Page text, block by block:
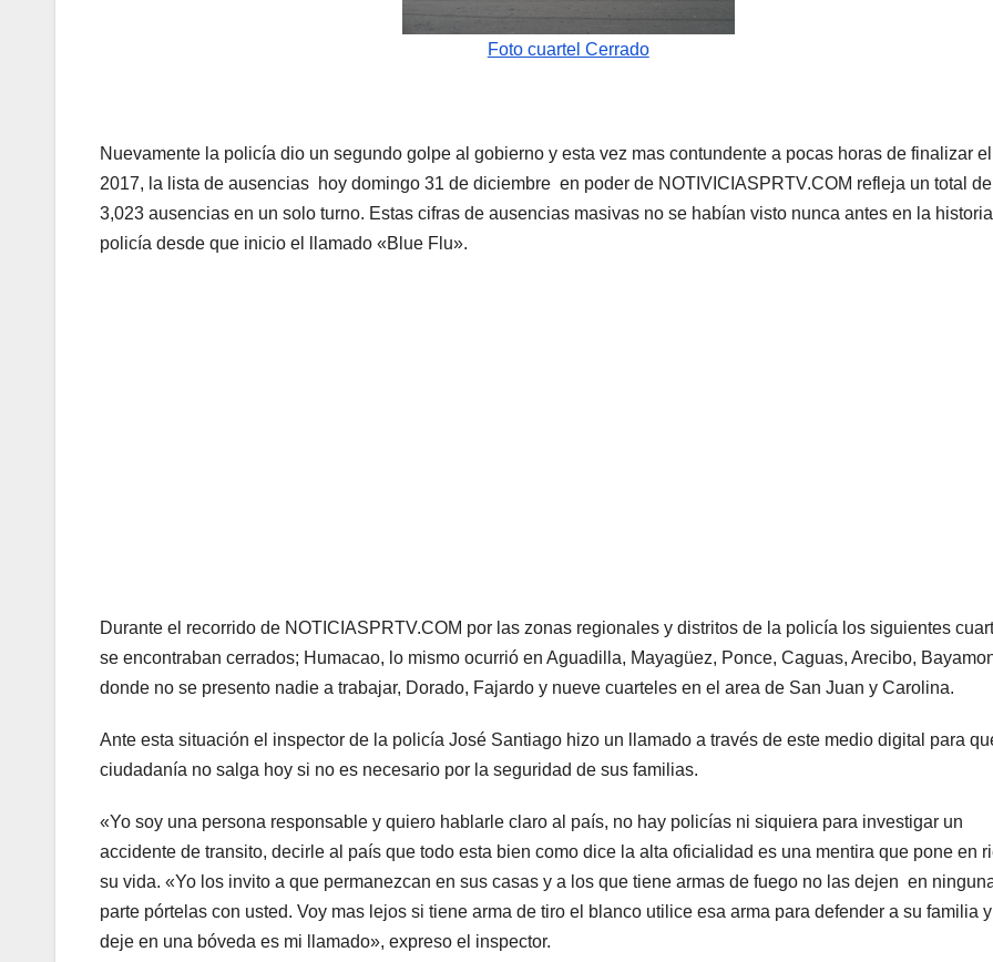
Foto cuartel Cerrado
Nuevamente la policía dio un segundo golpe al gobierno y esta vez mas contundente a pocas horas de finalizar el
2017, la lista de ausencias hoy domingo 31 de diciembre en poder de NOTIVICIASPRTV.COM refleja un total de
3,023 ausencias en un solo turno. Estas cifras de ausencias masivas no se habían visto nunca antes en la
policía desde que inicio el llamado «Blue Flu».
Durante el recorrido de NOTICIASPRTV.COM por las zonas regionales y distritos de la policía los siguientes
se encontraban cerrados; Humacao, lo mismo ocurrió en Aguadilla, Mayagüez, Ponce, Caguas, Arecibo,
donde no se presento nadie a trabajar, Dorado, Fajardo y nueve cuarteles en el area de San Juan y Carolina.
Ante esta situación el inspector de la policía José Santiago hizo un llamado a través de este medio digital para
ciudadanía no salga hoy si no es necesario por la seguridad de sus familias.
«Yo soy una persona responsable y quiero hablarle claro al país, no hay policías ni siquiera para investigar un
accidente de transito, decirle al país que todo esta bien como dice la alta oficialidad es una mentira que pone en
su vida. «Yo los invito a que permanezcan en sus casas y a los que tiene armas de fuego no las dejen en
parte pórtelas con usted. Voy mas lejos si tiene arma de tiro el blanco utilice esa arma para defender a su familia
deje en una bóveda es mi llamado», expreso el inspector.